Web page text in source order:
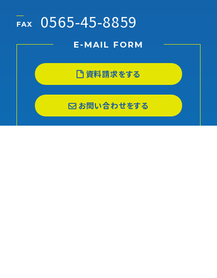
FAX 0565-45-8859
E-MAIL FORM
資料請求をする
お問い合わせをする